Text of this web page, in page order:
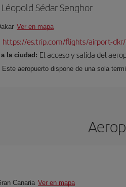
Sédar Senghor
Ver en mapa
https://es.trip.com/flights/airport-
la ciudad: El acceso y salida del
Este aeropuerto dispone de una sola
Canaria Ver en mapa